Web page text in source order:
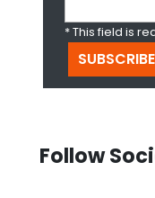
* This field is
Follow